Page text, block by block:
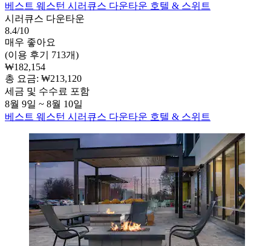
베스트 웨스턴 시러큐스 다운타운 호텔 & 스위트
시러큐스 다운타운
8.4/10
매우 좋아요
(이용 후기 713개)
₩182,154
총 요금: ₩213,120
세금 및 수수료 포함
8월 9일 ~ 8월 10일
베스트 웨스턴 시러큐스 다운타운 호텔 & 스위트